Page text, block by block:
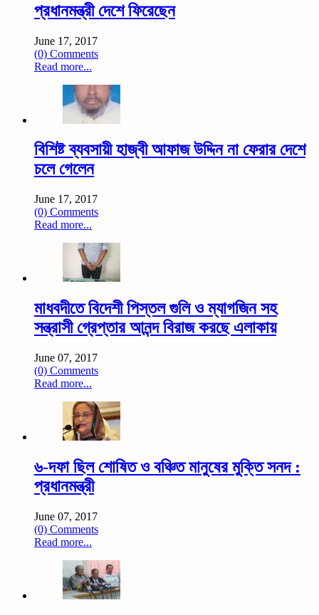
প্রধানমন্ত্রী দেশে ফিরেছেন
June 17, 2017
(0) Comments
Read more...
বিশিষ্ট ব্যবসায়ী হাজ্বী আফাজ উদ্দিন না ফেরার দেশে
চলে গেলেন
June 17, 2017
(0) Comments
Read more...
মাধবদীতে বিদেশী পিস্তল গুলি ও ম্যাগজিন সহ
সন্ত্রাসী গ্রেপ্তার আনন্দ বিরাজ করছে এলাকায়
June 07, 2017
(0) Comments
Read more...
৬-দফা ছিল শোষিত ও বঞ্চিত মানুষের মুক্তি সনদ :
প্রধানমন্ত্রী
June 07, 2017
(0) Comments
Read more...